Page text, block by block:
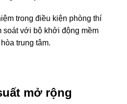
trong điều kiện phòng thí
soát với bộ khởi động mềm
trung tâm.
mở rộng